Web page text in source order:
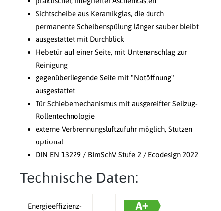
Sichtscheibe aus Keramikglas, die durch
permanente Scheibenspülung länger sauber bleibt
ausgestattet mit Durchblick
Hebetür auf einer Seite, mit Untenanschlag zur
Reinigung
gegenüberliegende Seite mit "Notöffnung"
ausgestattet
Tür Schiebemechanismus mit ausgereifter Seilzug-
Rollentechnologie
externe Verbrennungsluftzufuhr möglich, Stutzen
optional
DIN EN 13229 / BImSchV Stufe 2 / Ecodesign 2022
Technische Daten:
Energieeffizienz-